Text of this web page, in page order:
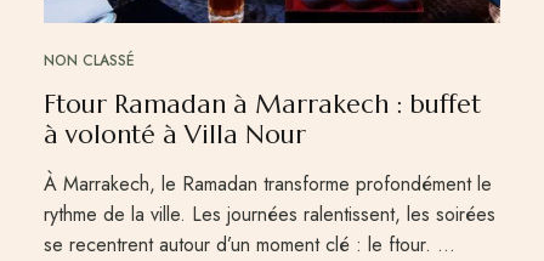
NON CLASSÉ
Ftour Ramadan à Marrakech : buffet
à volonté à Villa Nour
À Marrakech, le Ramadan transforme profondément le
rythme de la ville. Les journées ralentissent, les soirées
se recentrent autour d’un moment clé : le ftour. …